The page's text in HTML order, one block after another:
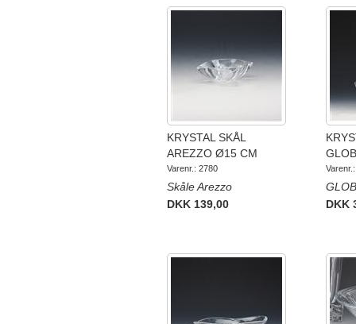
KRYSTAL SKÅL
AREZZO Ø15 CM
Varenr.: 2780
Skåle Arezzo
DKK 139,00
DKK